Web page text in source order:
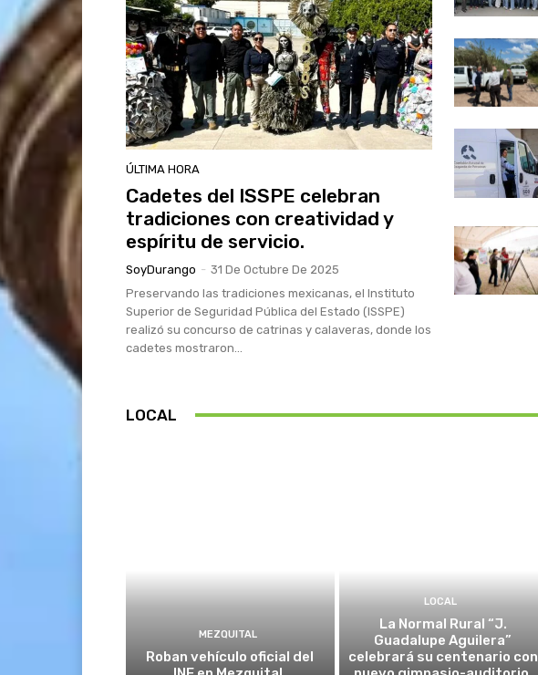
ÚLTIMA HORA
Cadetes del ISSPE celebran
tradiciones con creatividad y
espíritu de servicio.
SoyDurango - 31 De Octubre De 2025
Preservando las tradiciones mexicanas, el Instituto
Superior de Seguridad Pública del Estado (ISSPE)
realizó su concurso de catrinas y calaveras, donde los
cadetes mostraron...
LOCAL
MEZQUITAL
Roban vehículo oficial del
LOCAL
La Normal Rural “J.
Guadalupe Aguilera”
celebrará su centenario con